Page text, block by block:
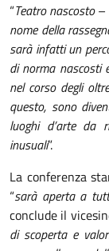
“Teatro nascosto–
nome della
sarà infatti un
di norma nascosti
nel corso degli
questo, sono
luoghi d’arte da
inusuali”.
La conferenza
“sarà aperta a
conclude il
di scoperta e